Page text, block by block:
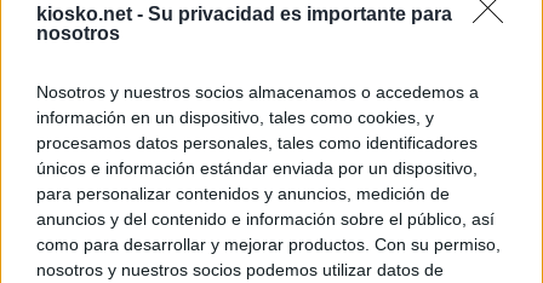
kiosko.net - Su privacidad es importante para
nosotros
Nosotros y nuestros socios almacenamos o accedemos a
información en un dispositivo, tales como cookies, y
procesamos datos personales, tales como identificadores
únicos e información estándar enviada por un dispositivo,
para personalizar contenidos y anuncios, medición de
anuncios y del contenido e información sobre el público, así
como para desarrollar y mejorar productos. Con su permiso,
nosotros y nuestros socios podemos utilizar datos de